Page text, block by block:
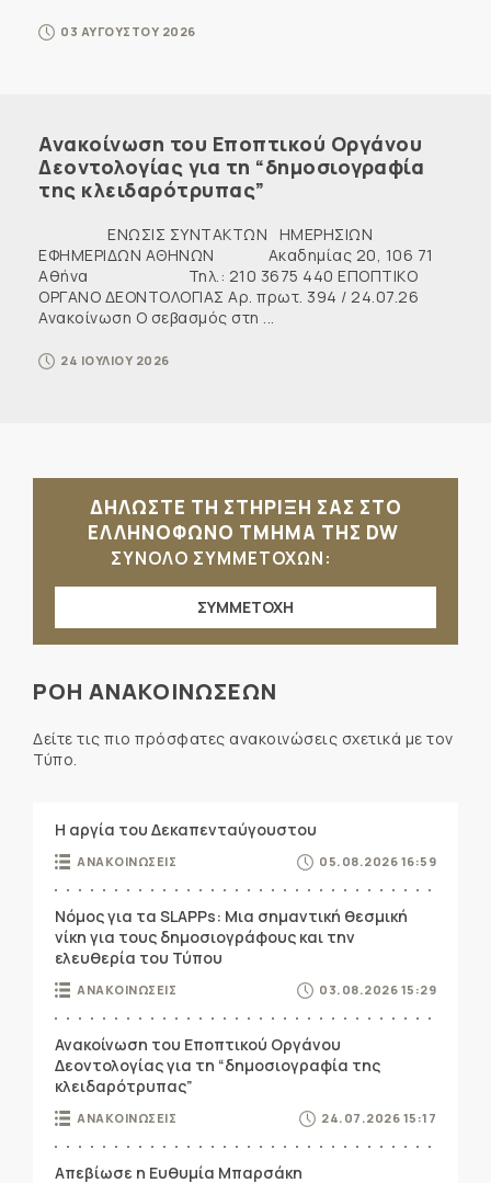
03 ΑΥΓΟΥΣΤΟΥ 2026
Ανακοίνωση του Εποπτικού Οργάνου
Δεοντολογίας για τη “δημοσιογραφία
της κλειδαρότρυπας”
ΕΝΩΣΙΣ ΣΥΝΤΑΚΤΩΝ ΗΜΕΡΗΣΙΩΝ
ΕΦΗΜΕΡΙΔΩΝ ΑΘΗΝΩΝ Ακαδημίας 20, 106 71
Αθήνα Τηλ.: 210 3675 440 ΕΠΟΠΤΙΚΟ
ΟΡΓΑΝΟ ΔΕΟΝΤΟΛΟΓΙΑΣ Αρ. πρωτ. 394 / 24.07.26
Ανακοίνωση Ο σεβασμός στη ...
24 ΙΟΥΛΙΟΥ 2026
ΔΗΛΩΣΤΕ ΤΗ ΣΤΗΡΙΞΗ ΣΑΣ ΣΤΟ
ΕΛΛΗΝΟΦΩΝΟ ΤΜΗΜΑ ΤΗΣ DW
ΣΥΝΟΛΟ ΣΥΜΜΕΤΟΧΩΝ:
ΣΥΜΜΕΤΟΧΗ
ΡΟΗ ΑΝΑΚΟΙΝΩΣΕΩΝ
Δείτε τις πιο πρόσφατες ανακοινώσεις σχετικά με τον
Τύπο.
Η αργία του Δεκαπενταύγουστου
ΑΝΑΚΟΙΝΩΣΕΙΣ 05.08.2026 16:59
Νόμος για τα SLAPPs: Μια σημαντική θεσμική
νίκη για τους δημοσιογράφους και την
ελευθερία του Τύπου
ΑΝΑΚΟΙΝΩΣΕΙΣ 03.08.2026 15:29
Ανακοίνωση του Εποπτικού Οργάνου
Δεοντολογίας για τη “δημοσιογραφία της
κλειδαρότρυπας”
ΑΝΑΚΟΙΝΩΣΕΙΣ 24.07.2026 15:17
Απεβίωσε η Ευθυμία Μπαρσάκη